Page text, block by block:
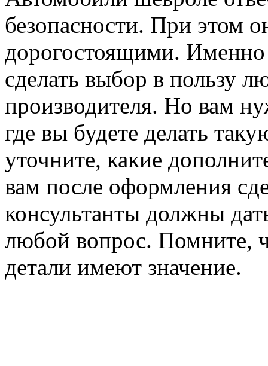
безопасности. При этом
дорогостоящими. Именно
сделать выбор в пользу
производителя. Но вам
где вы будете делать
уточните, какие
вам после оформления
консультанты должны
любой вопрос. Помните,
детали имеют значение.